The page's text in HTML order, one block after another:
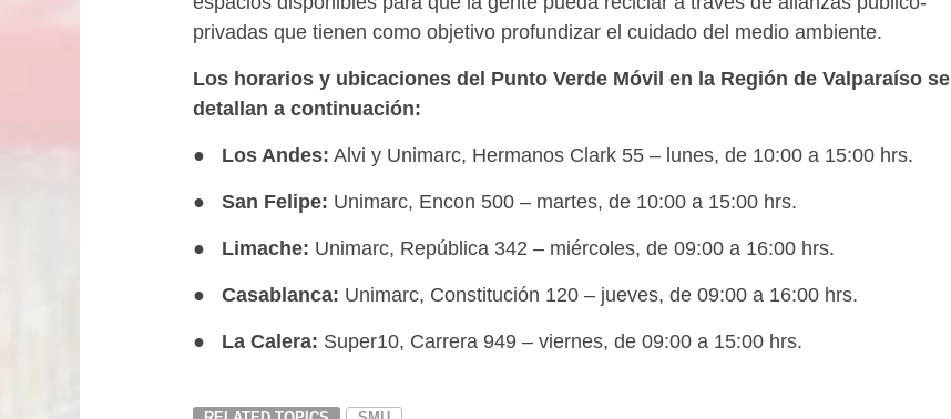
privadas que tienen como objetivo profundizar el cuidado del medio ambiente.
Los horarios y ubicaciones del Punto Verde Móvil en la Región de Valparaíso se
detallan a continuación:
● Los Andes: Alvi y Unimarc, Hermanos Clark 55 – lunes, de 10:00 a 15:00 hrs.
● San Felipe: Unimarc, Encon 500 – martes, de 10:00 a 15:00 hrs.
● Limache: Unimarc, República 342 – miércoles, de 09:00 a 16:00 hrs.
● Casablanca: Unimarc, Constitución 120 – jueves, de 09:00 a 16:00 hrs.
● La Calera: Super10, Carrera 949 – viernes, de 09:00 a 15:00 hrs.